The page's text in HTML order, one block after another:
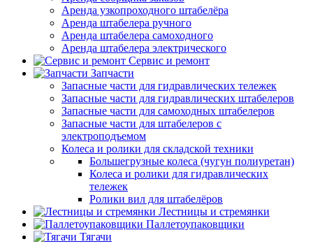
Аренда узкопроходного штабелёра
Аренда штабелера ручного
Аренда штабелера самоходного
Аренда штабелера электрического
Сервис и ремонт
Запчасти
Запасные части для гидравлических тележек
Запасные части для гидравлических штабелеров
Запасные части для самоходных штабелеров
Запасные части для штабелеров с
электроподъемом
Колеса и ролики для складской техники
Большегрузные колеса (чугун полиуретан)
Колеса и ролики для гидравлических
тележек
Ролики вил для штабелёров
Лестницы и стремянки
Паллетоупаковщики
Тягачи